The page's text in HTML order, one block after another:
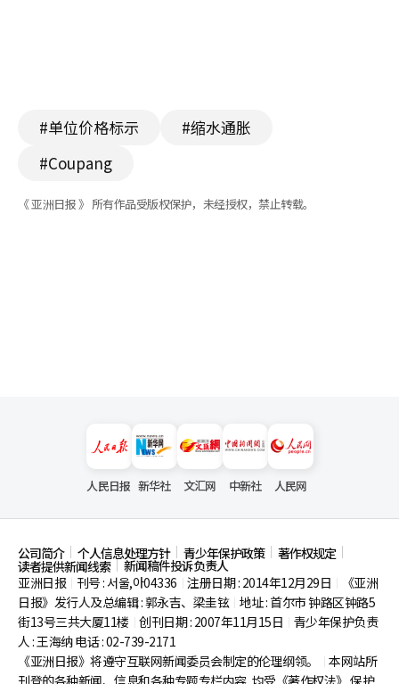
#单位价格标示
#缩水通胀
#Coupang
《 亚洲日报 》 所有作品受版权保护，未经授权，禁止转载。
人民日报 新华社 文汇网 中新社 人民网
公司简介 个人信息处理方针 青少年保护政策 著作权规定
读者提供新闻线索
新闻稿件投诉负责人
亚洲日报
刊号 : 서울,아04336 注册日期 : 2014年12月29日
《亚洲
日报》发行人及总编辑 : 郭永吉、梁圭铉 地址 : 首尔市钟路区钟路5
街13号三共大厦11楼 创刊日期 : 2007年11月15日
青少年保护负责
人 : 王海纳 电话 : 02-739-2171
《亚洲日报》将遵守互联网新闻委员会制定的伦理纲领。
本网站所
刊登的各种新闻、信息和各种专题专栏内容, 均受《著作权法》 保护,